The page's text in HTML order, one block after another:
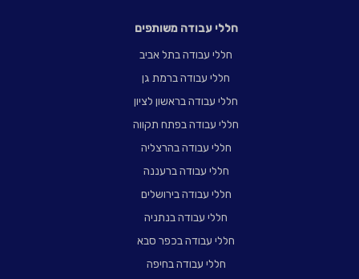
חללי עבודה משותפים
חללי עבודה בתל אביב
חללי עבודה ברמת גן
חללי עבודה בראשון לציון
חללי עבודה בפתח תקווה
חללי עבודה בהרצליה
חללי עבודה ברעננה
חללי עבודה בירושלים
חללי עבודה בנתניה
חללי עבודה בכפר סבא
חללי עבודה בחיפה